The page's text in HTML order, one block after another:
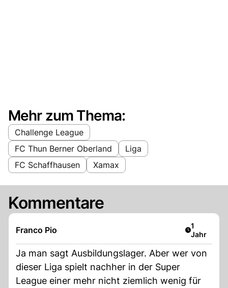
Mehr zum Thema:
Challenge League
FC Thun Berner Oberland
Liga
FC Schaffhausen
Xamax
Kommentare
Franco Pio Artikel
1
Jahr
Ja man sagt Ausbildungslager. Aber wer von
dieser Liga spielt nachher in der Super
League einer mehr nicht ziemlich wenig für